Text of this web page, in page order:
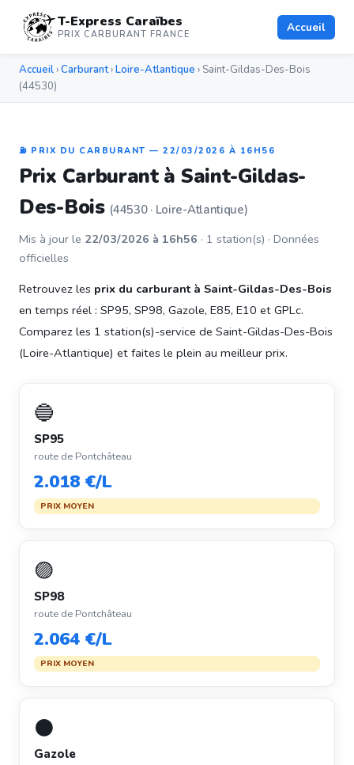
T-Express Caraïbes
PRIX CARBURANT FRANCE Accueil
Accueil ›Carburant›Loire-Atlantique › Saint-Gildas-Des-Bois
(44530)
⛽ PRIX DU CARBURANT — 22/03/2026 À 16H56
Prix Carburant à Saint-Gildas-
Des-Bois (44530 · Loire-Atlantique)
Mis à jour le 22/03/2026 à 16h56 · 1 station(s) · Données
officielles
Retrouvez les prix du carburant à Saint-Gildas-Des-Bois
en temps réel : SP95, SP98, Gazole, E85, E10 et GPLc.
Comparez les 1 station(s)-service de Saint-Gildas-Des-Bois
(Loire-Atlantique) et faites le plein au meilleur prix.
🔵
SP95
route de Pontchâteau
2.018 €/L
PRIX MOYEN
🟣
SP98
route de Pontchâteau
2.064 €/L
PRIX MOYEN
⚫
Gazole